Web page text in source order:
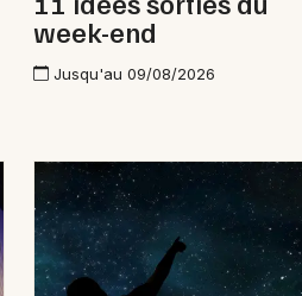
Châteaubriant
week-end
Jusqu'au 09/08/2026